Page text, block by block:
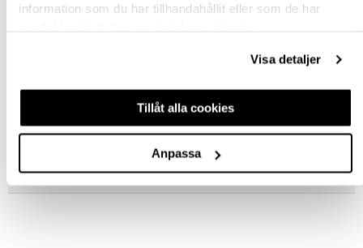
information som du har tillhandahållit eller som de har
Visa detaljer
Tillåt alla cookies
Anpassa
SPECIFIKATION
FRÅGA OM PRODUKT
RECENSIONER